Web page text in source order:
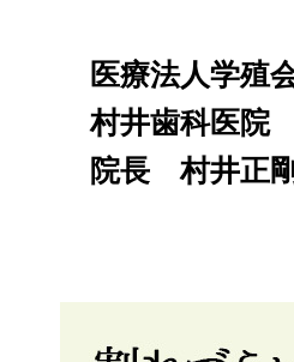
医療法人学殖
村井歯科医院
院長 村井正剛